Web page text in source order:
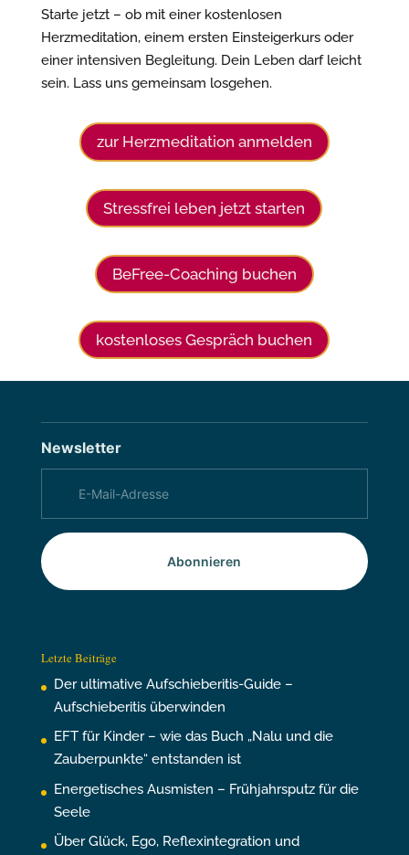
Starte jetzt – ob mit einer kostenlosen
Herzmeditation, einem ersten Einsteigerkurs oder
einer intensiven Begleitung. Dein Leben darf leicht
sein. Lass uns gemeinsam losgehen.
zur Herzmeditation anmelden
Stressfrei leben jetzt starten
BeFree-Coaching buchen
kostenloses Gespräch buchen
Newsletter
Abonnieren
Letzte Beiträge
Der ultimative Aufschieberitis-Guide –
Aufschieberitis überwinden
EFT für Kinder – wie das Buch „Nalu und die
Zauberpunkte“ entstanden ist
Energetisches Ausmisten – Frühjahrsputz für die
Seele
Über Glück, Ego, Reflexintegration und